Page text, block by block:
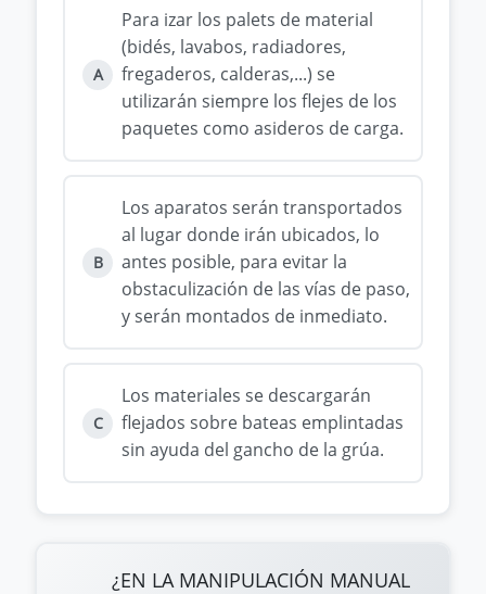
A
Para izar los palets de material
(bidés, lavabos, radiadores,
fregaderos, calderas,...) se
utilizarán siempre los flejes de los
paquetes como asideros de carga.
B
Los aparatos serán transportados
al lugar donde irán ubicados, lo
antes posible, para evitar la
obstaculización de las vías de paso,
y serán montados de inmediato.
C
Los materiales se descargarán
flejados sobre bateas emplintadas
sin ayuda del gancho de la grúa.
¿EN LA MANIPULACIÓN MANUAL